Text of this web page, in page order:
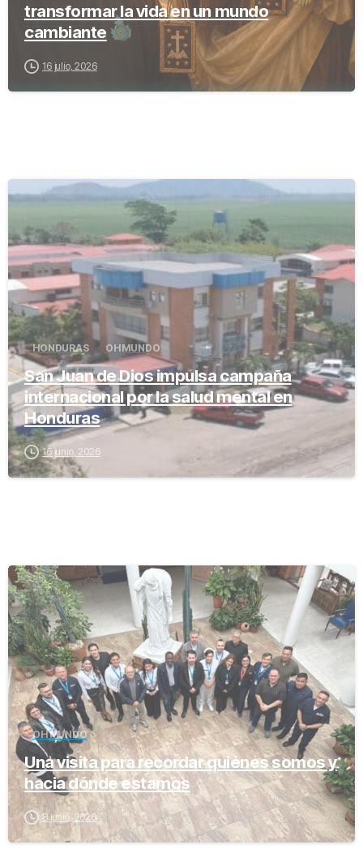
transformar la vida en un mundo
cambiante
16 julio, 2026
HONDURAS OH MUNDO
San Juan de Dios impulsa campaña
internacional por la salud mental en
Honduras
16 junio, 2026
-
OH MUNDO
Una visita para recordar quiénes somos y
hacia dónde estamos
8 junio, 2026